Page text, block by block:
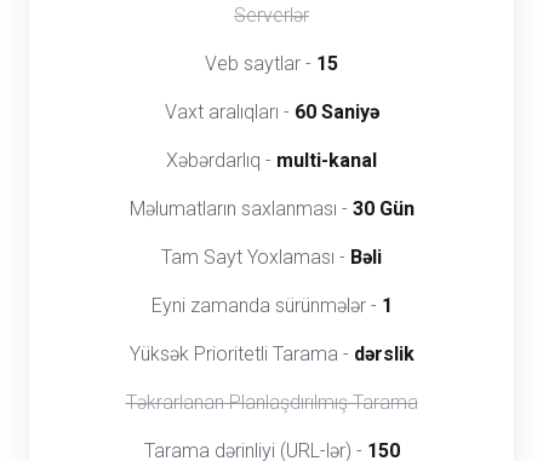
Serverlər
Veb saytlar - 15
Vaxt aralıqları - 60 Saniyə
Xəbərdarlıq - multi-kanal
Məlumatların saxlanması - 30 Gün
Tam Sayt Yoxlaması - Bəli
Eyni zamanda sürünmələr - 1
Yüksək Prioritetli Tarama - dərslik
Təkrarlanan Planlaşdırılmış Tarama
Tarama dərinliyi (URL-lər) - 150